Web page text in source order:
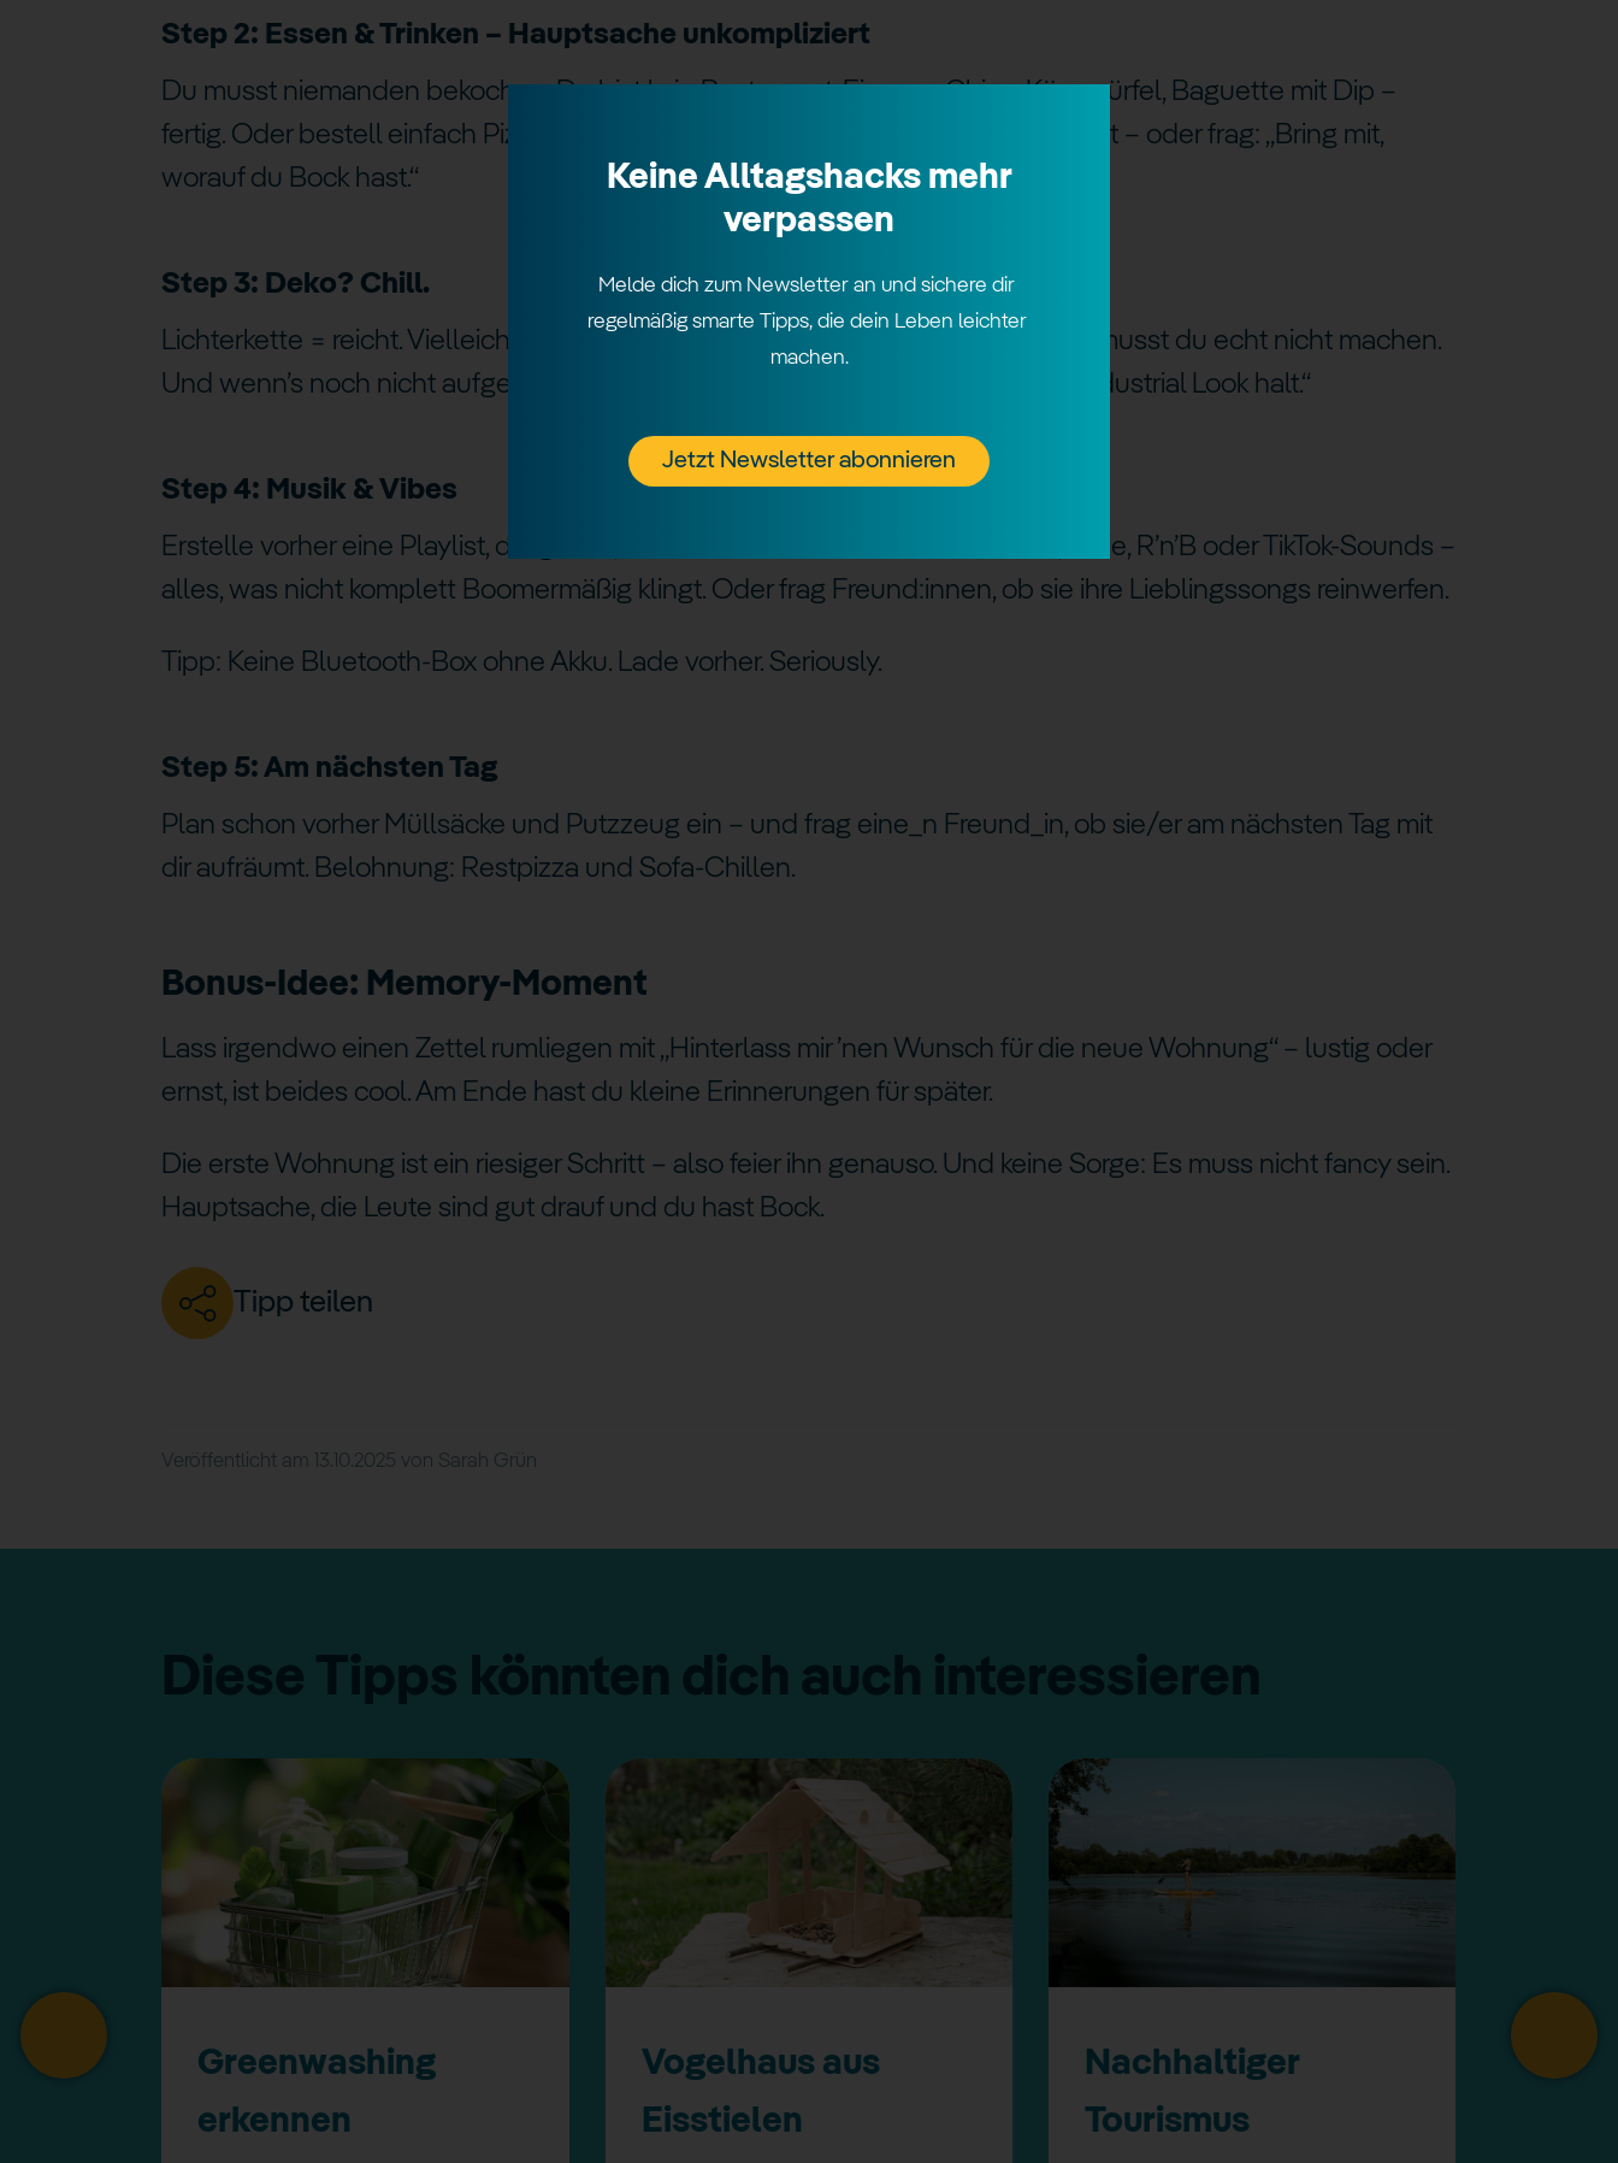
Step 2: Essen & Trinken – Hauptsache unkompliziert
Du musst niemanden bekochen. Du bist kein Restaurant. Ein paar Chips, Käsewürfel, Baguette mit Dip –
fertig. Oder bestell einfach Pizza, wenn’s ernst wird. Getränke? Hol was du magst – oder frag: „Bring mit,
worauf du Bock hast.“
Step 3: Deko? Chill.
Lichterkette = reicht. Vielleicht ein cooler LED-Strip oder ein paar Kerzen. Mehr musst du echt nicht machen.
Und wenn’s noch nicht aufgeräumt ist: Sag einfach „noch Work in Progress – Industrial Look halt.“
Step 4: Musik & Vibes
Erstelle vorher eine Playlist, die groovt, aber nicht nervt. Genre-Mix aus Chill, Indie, R’n’B oder TikTok-Sounds –
alles, was nicht komplett Boomermäßig klingt. Oder frag Freund:innen, ob sie ihre Lieblingssongs reinwerfen.
Tipp: Keine Bluetooth-Box ohne Akku. Lade vorher. Seriously.
Step 5: Am nächsten Tag
Plan schon vorher Müllsäcke und Putzzeug ein – und frag eine_n Freund_in, ob sie/er am nächsten Tag mit
dir aufräumt. Belohnung: Restpizza und Sofa-Chillen.
Bonus-Idee: Memory-Moment
Lass irgendwo einen Zettel rumliegen mit „Hinterlass mir ’nen Wunsch für die neue Wohnung“ – lustig oder
ernst, ist beides cool. Am Ende hast du kleine Erinnerungen für später.
Die erste Wohnung ist ein riesiger Schritt – also feier ihn genauso. Und keine Sorge: Es muss nicht fancy sein.
Hauptsache, die Leute sind gut drauf und du hast Bock.
Tipp teilen
Veröffentlicht am 13.10.2025 von Sarah Grün
Diese Tipps könnten dich auch interessieren
Greenwashing
erkennen
Vogelhaus aus
Eisstielen
Nachhaltiger
Tourismus
Keine Alltagshacks mehr
verpassen
Melde dich zum Newsletter an und sichere dir
regelmäßig smarte Tipps, die dein Leben leichter
machen.
Jetzt Newsletter abonnieren